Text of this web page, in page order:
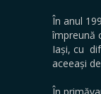
În anul
împreună
Iași, cu
aceeași
În